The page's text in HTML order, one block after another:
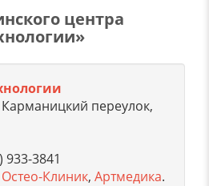
центра
переулок,
3841
Остео-Клиник, Артмедика.